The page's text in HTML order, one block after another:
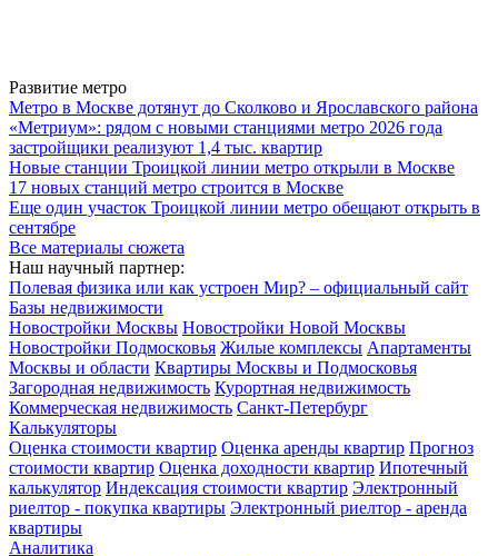
Развитие метро
Метро в Москве дотянут до Сколково и Ярославского района
«Метриум»: рядом с новыми станциями метро 2026 года
застройщики реализуют 1,4 тыс. квартир
Новые станции Троицкой линии метро открыли в Москве
17 новых станций метро строится в Москве
Еще один участок Троицкой линии метро обещают открыть в
сентябре
Все материалы сюжета
Наш научный партнер:
Полевая физика или как устроен Мир? – официальный сайт
Базы недвижимости
Новостройки Москвы Новостройки Новой Москвы
Новостройки Подмосковья Жилые комплексы Апартаменты
Москвы и области Квартиры Москвы и Подмосковья
Загородная недвижимость Курортная недвижимость
Коммерческая недвижимость Санкт-Петербург
Калькуляторы
Оценка стоимости квартир Оценка аренды квартир Прогноз
стоимости квартир Оценка доходности квартир Ипотечный
калькулятор Индексация стоимости квартир Электронный
риелтор - покупка квартиры Электронный риелтор - аренда
квартиры
Аналитика